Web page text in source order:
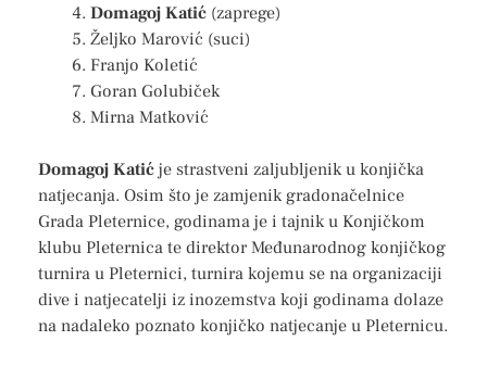
Domagoj Katić(zaprege)
Željko Marović (suci)
Franjo Koletić
Goran Golubiček
Mirna Matković
Domagoj Katićje strastveni zaljubljenik u konjička
natjecanja. Osim što je zamjenik gradonačelnice
Grada Pleternice, godinama je i tajnik u Konjičkom
klubu Pleternica te direktor Međunarodnog konjičkog
turnira u Pleternici, turnira kojemu se na organizaciji
dive i natjecatelji iz inozemstva koji godinama dolaze
na nadaleko poznato konjičko natjecanje u Pleternicu.